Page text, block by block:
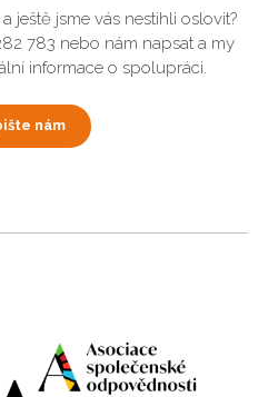
ještě jsme vás nestihli oslovit?
783 nebo nám napsat a my
informace o spolupráci.
nám